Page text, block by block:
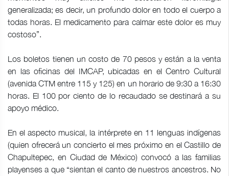
generalizada; es decir, un profundo dolor en todo el cuerpo a
todas horas. El medicamento para calmar este dolor es muy
costoso”.
Los boletos tienen un costo de 70 pesos y están a la venta
en las oficinas del IMCAP, ubicadas en el Centro Cultural
(avenida CTM entre 115 y 125) en un horario de 9:30 a 16:30
horas. El 100 por ciento de lo recaudado se destinará a su
apoyo médico.
En el aspecto musical, la intérprete en 11 lenguas indígenas
(quien ofrecerá un concierto el mes próximo en el Castillo de
Chapultepec, en Ciudad de México) convocó a las familias
playenses a que “sientan el canto de nuestros ancestros. No